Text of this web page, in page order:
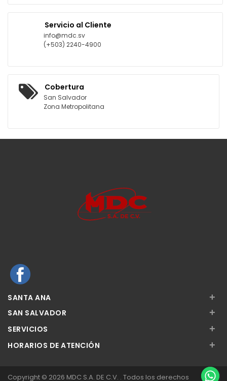
Servicio al Cliente
info@mdc.sv
(+503) 2240-4900
Cobertura
San Salvador
Zona Metropolitana
SANTA ANA +
SAN SALVADOR +
SERVICIOS +
HORARIOS DE ATENCIÓN +
Copyright © 2026 MDC S.A. DE C.V. . Todos los derechos